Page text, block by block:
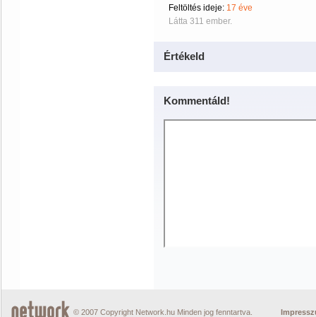
Feltöltés ideje: 17 éve
Látta 311 ember.
Értékeld
Kommentáld!
© 2007 Copyright Network.hu Minden jog fenntartva.